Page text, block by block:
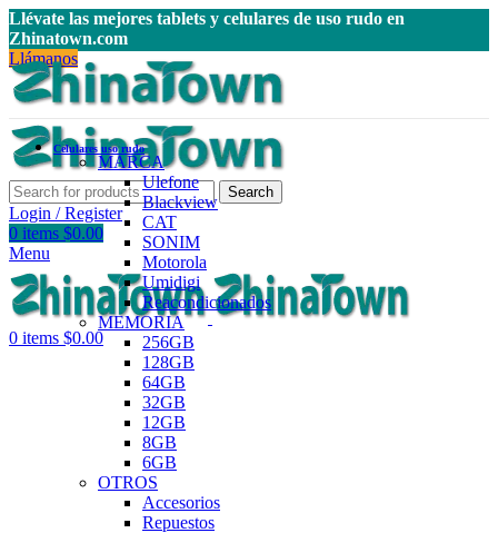
Llévate las mejores tablets y celulares de uso rudo en
Zhinatown.com
Llámanos
Search
Login / Register
0 items $0.00
Menu
0 items $0.00
Celulares uso rudo
MARCA
Ulefone
Blackview
CAT
SONIM
Motorola
Umidigi
Reacondicionados
MEMORIA
256GB
128GB
64GB
32GB
12GB
8GB
6GB
OTROS
Accesorios
Repuestos